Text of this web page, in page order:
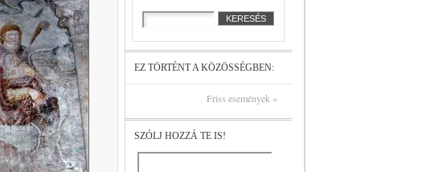
EZ TÖRTÉNT A KÖZÖSSÉGBEN:
Friss események »
SZÓLJ HOZZÁ TE IS!